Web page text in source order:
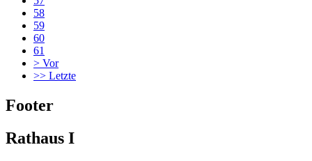
58
59
60
61
> Vor
>> Letzte
Footer
Rathaus I